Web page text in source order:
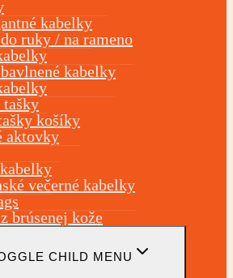
kabelky
ruky / na rameno
kabelky
tašky
košíky
aktovky
večerné kabelky
brúsenej kože
CHILD MENU